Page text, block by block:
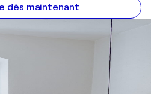
dès maintenant